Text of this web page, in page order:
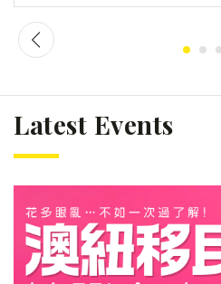
Latest Events